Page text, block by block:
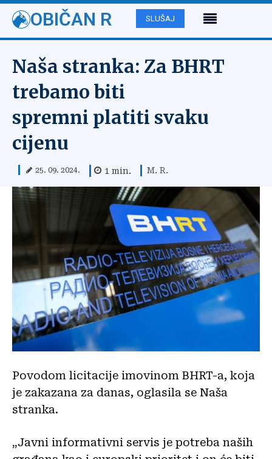
OBIČAN R SLUŠAJ
Naša stranka: Za BHRT
trebamo biti
spremni platiti svaku
cijenu
25. 09. 2024. 1 min. M. R.
Povodom licitacije imovinom BHRT-a, koja
je zakazana za danas, oglasila se Naša
stranka.
„Javni informativni servis je potreba naših